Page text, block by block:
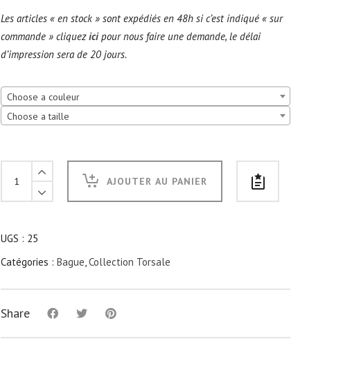
Les articles « en stock » sont expédiés en 48h si c’est indiqué « sur
commande » cliquezicipour nous faire une demande, le délai
d’impression sera de 20 jours.
Choose a couleur
Choose a taille
Torsale
métal
AJOUTER AU PANIER
UGS : 25
Catégories : Bague Collection Torsale
Share